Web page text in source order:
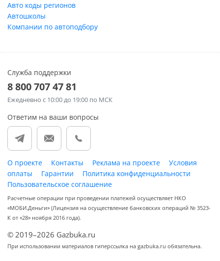
Авто коды регионов
Автошколы
Компании по автоподбору
Служба поддержки
8 800 707 47 81
Ежедневно с 10:00 до 19:00 по МСК
Ответим на ваши вопросы
О проекте Контакты Реклама на проекте
Условия
оплаты
Гарантии
Политика конфиденциальности
Пользовательское соглашение
Расчетные операции при проведении платежей осуществляет НКО
«МОБИ.Деньги» (Лицензия на осуществление банковских операций № 3523-
К от «28» ноября 2016 года).
© 2019–2026 Gazbuka.ru
При использовании материалов гиперссылка на gazbuka.ru обязательна.